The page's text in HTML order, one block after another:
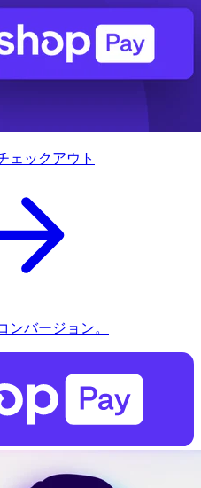
ェックアウト
ンバージョン。